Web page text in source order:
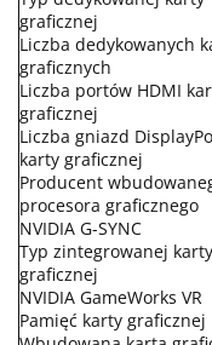
graficznej
Liczba dedykowanych
graficznych
Liczba portów HDMI
graficznej
Liczba gniazd
karty graficznej
Producent
procesora graficznego
NVIDIA G-SYNC
Typ zintegrowanej karty
graficznej
NVIDIA GameWorks VR
Pamięć karty graficznej